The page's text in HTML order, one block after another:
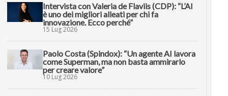
Intervista con Valeria de Flaviis (CDP): “L’AI
è uno dei migliori alleati per chi fa
innovazione. Ecco perché”
15 Lug 2026
Paolo Costa (Spindox): “Un agente AI lavora
come Superman, ma non basta ammirarlo
per creare valore”
10 Lug 2026